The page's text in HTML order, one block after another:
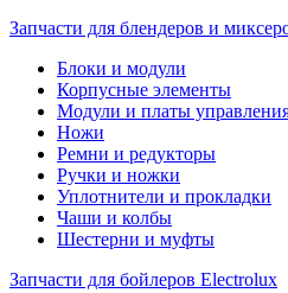
Запчасти для блендеров и
Блоки и модули
Корпусные элементы
Модули и платы
Ножи
Ремни и редукторы
Ручки и ножки
Уплотнители и прокладки
Чаши и колбы
Шестерни и муфты
Запчасти для бойлеров Electrolux